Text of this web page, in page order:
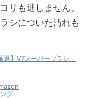
リも逃しません。
シについた汚れも
選】V7スーパーブラシ
グ